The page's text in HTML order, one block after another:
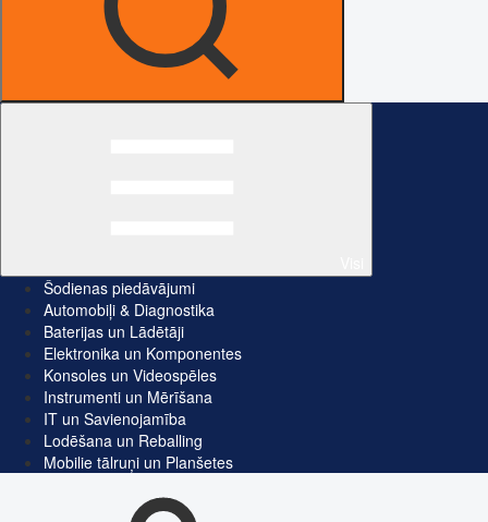
Šodienas piedāvājumi
Automobiļi & Diagnostika
Baterijas un Lādētāji
Elektronika un Komponentes
Konsoles un Videospēles
Instrumenti un Mērīšana
IT un Savienojamība
Lodēšana un Reballing
Mobilie tālruņi un Planšetes